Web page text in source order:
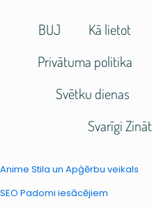
BUJ Kā lietot
Privātuma politika
Svētku dienas
Svarīgi Zināt
Anime Stila un Apģērbu veikals
SEO Padomi iesācējiem